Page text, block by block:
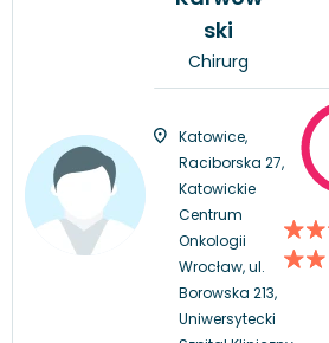
ski
Chirurg
Katowice,
Raciborska 27,
Katowickie
Centrum
Onkologii
Wrocław, ul.
Borowska 213,
Uniwersytecki